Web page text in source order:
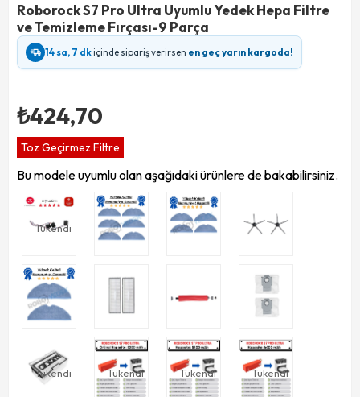
Roborock S7 Pro Ultra Uyumlu Yedek Hepa Filtre
ve Temizleme Fırçası-9 Parça
14 sa, 7 dkiçinde sipariş verirsen en geç yarın kargoda!
₺424,70
Toz Geçirmez Filtre
Bu modele uyumlu olan aşağıdaki ürünlere de bakabilirsiniz.
Tükendi
Tükendi Tükendi Tükendi Tükendi